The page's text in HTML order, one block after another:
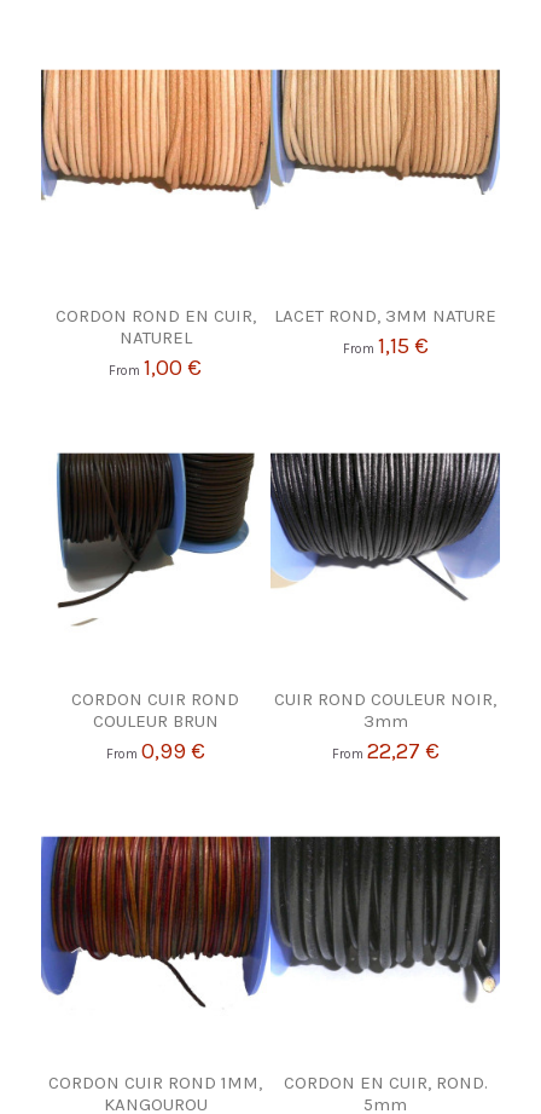
CORDON ROND EN CUIR,
NATUREL
From 1,00 €
LACET ROND, 3MM NATURE
From 1,15 €
CORDON CUIR ROND
COULEUR BRUN
From 0,99 €
CUIR ROND COULEUR NOIR,
3mm
From 22,27 €
CORDON CUIR ROND 1MM,
KANGOUROU
CORDON EN CUIR, ROND.
5mm